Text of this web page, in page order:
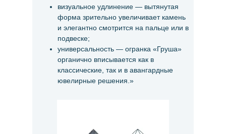
визуальное удлинение — вытянутая
форма зрительно увеличивает камень
и элегантно смотрится на пальце или в
подвеске;
универсальность — огранка «Груша»
органично вписывается как в
классические, так и в авангардные
ювелирные решения.»